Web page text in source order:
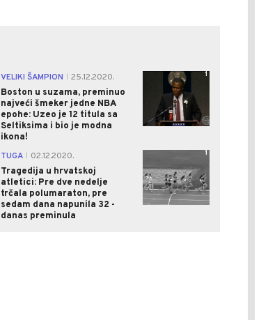
VELIKI ŠAMPION
25.12.2020.
Boston u suzama, preminuo
najveći šmeker jedne NBA
epohe: Uzeo je 12 titula sa
Seltiksima i bio je modna
ikona!
1
TUGA
02.12.2020.
Tragedija u hrvatskoj
atletici: Pre dve nedelje
trčala polumaraton, pre
sedam dana napunila 32 -
danas preminula
1